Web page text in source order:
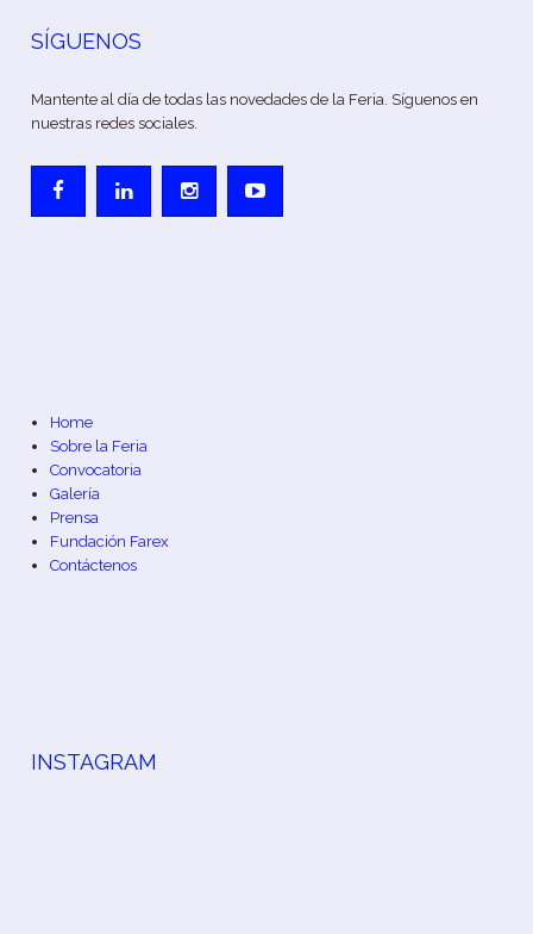
SÍGUENOS
Mantente al día de todas las novedades de la Feria. Síguenos en
nuestras redes sociales.
Home
Sobre la Feria
Convocatoria
Galería
Prensa
Fundación Farex
Contáctenos
INSTAGRAM